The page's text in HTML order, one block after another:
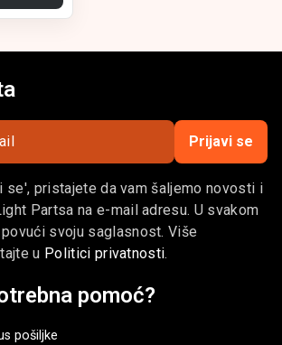
Prijavi se
se', pristajete da vam šaljemo novosti i
Partsa na e-mail adresu. U svakom
svoju saglasnost. Više
u Politici privatnosti.
pomoć?
pošiljke